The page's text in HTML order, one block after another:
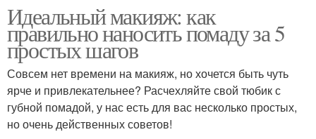
Идеальный макияж: как
правильно наносить помаду за 5
простых шагов
Совсем нет времени на макияж, но хочется быть чуть
ярче и привлекательнее? Расчехляйте свой тюбик с
губной помадой, у нас есть для вас несколько простых,
но очень действенных советов!